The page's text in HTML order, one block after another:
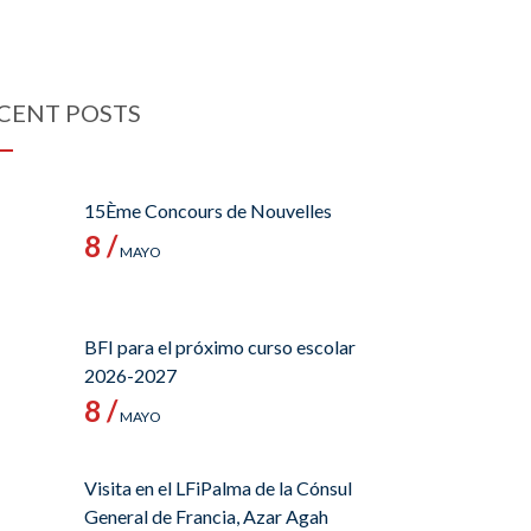
POSTS
15Ème Concours de Nouvelles
8 /MAYO
BFI para el próximo curso escolar
2026-2027
8 /MAYO
Visita en el LFiPalma de la Cónsul
General de Francia, Azar Agah